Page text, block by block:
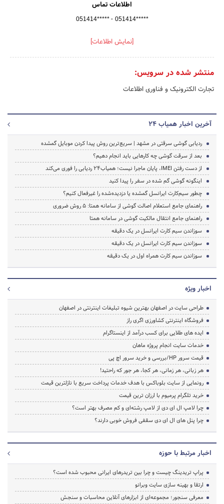
اطلاعات تماس
051414***** - 051414*****
[نمایش اطلاعات]
منتشر شده در سرویس:
تجارت الکترونیک و فناوری اطلاعات
آخرین اخبار همیاب ۲۴
ردیابی گوشی سرقتی در مشهد | سریع‌ترین روش پیدا کردن موبایل گمشده
بعد از سرقت گوشی چه کارهایی باید انجام دهیم؟
از دست رفتن IMEI، پایان ماجرا نیست؛ همیاب۲۴ ردیابی را فوری می‌کند
اینگونه گوشی گم شده در سفر را پیدا کنید
چطور سیم‌کارت ایرانسل گمشده یا دزدیده‌شده را غیرفعال کنیم؟
راهنمای جامع استعلام اصالت گوشی از سامانه همتا: 5 روش ضروری
راهنمای جامع انتقال مالکیت گوشی در سامانه همتا
سوزاندن سیم کارت ایرانسل در یک دقیقه
سوزاندن سیم کارت ایرانسل در یک دقیقه
سوزاندن سیم کارت همراه اول در یک دقیقه
اخبار ویژه
طراحی سایت در اصفهان بهترین شیوه تبلیغات اینترنتی در اصفهان
فروشگاه اینترنتی کشاورزی اگری راز
ایده های طلایی برای کسب درآمد از اینستاگرام
خدمات سایت انجام پروژه ماهان
قیمت سرور HP/بررسی و خرید سرور اچ پی
هر زبانی، هر زمانی، هر کجا، هر جور که راحتید!
رونمایی از سایت بلوباکس با هدف خدمات پرداخت سریع با نازلترین قیمت
خرید تلگرام پرمیوم با ارزان ترین قیمت
چرا لامپ ال ای دی از لامپ رشته‌ای و کم مصرف بهتر است؟
چرا پنل های ال ای دی سقفی فروش خوبی دارند؟
اخبار مرتبط با حوزه
پراپ تریدینگ چیست و چرا بین تریدرهای ایرانی محبوب شده است؟
ارتقا و بهینه سازی سایت وبرانو
معرفی سنجور؛ مجموعه‌ای از ابزارهای آنلاین محاسبات و سنجش